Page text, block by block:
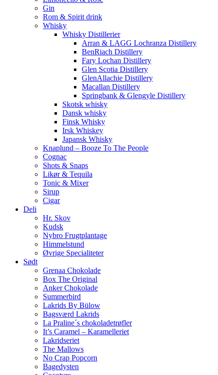
Gin
Rom & Spirit drink
Whisky
Whisky Distillerier
Arran & LAGG Lochranza Distillery
BenRiach Distillery
Fary Lochan Distillery
Glen Scotia Distillery
GlenAllachie Distillery
Macallan Distillery
Springbank & Glengyle Distillery
Skotsk whisky
Dansk whisky
Finsk Whisky
Irsk Whiskey
Japansk Whisky
Knaplund – Booze To The People
Cognac
Shots & Snaps
Likør & Tequila
Tonic & Mixer
Sirup
Cigar
Deli
Hr. Skov
Kudsk
Nybro Frugtplantage
Himmelstund
Øvrige Specialiteter
Sødt
Grenaa Chokolade
Box The Original
Anker Chokolade
Summerbird
Lakrids By Bülow
Bagsværd Lakrids
La Praline´s chokoladetrøfler
It’s Caramel – Karamelleriet
Lakridseriet
The Mallows
No Crap Popcorn
Bagedysten